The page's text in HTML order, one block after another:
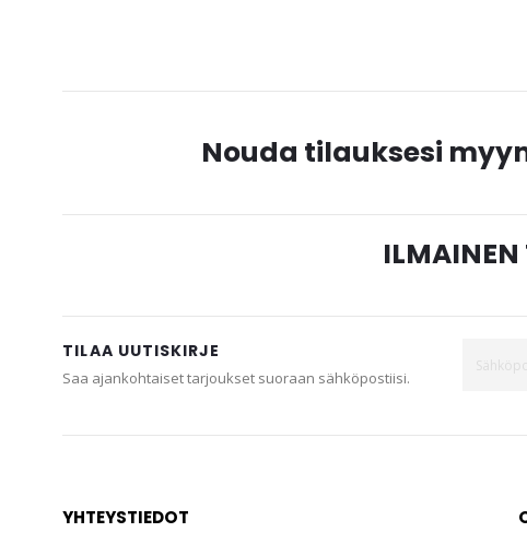
Nouda tilauksesi
TILAA UUTISKIRJE
Saa ajankohtaiset tarjoukset suoraan sähköpostiisi.
YHTEYSTIEDOT